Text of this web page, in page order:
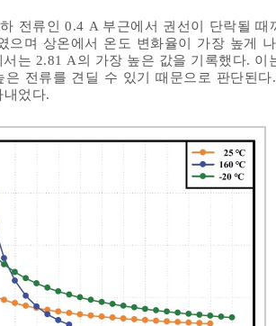
전류인 0.4 A 부근에서 권선이 단락될
으며 상온에서 온도 변화율이 가장 높게
는 2.81 A의 가장 높은 값을 기록했다.
은 전류를 견딜 수 있기 때문으로 판단된
내었다.